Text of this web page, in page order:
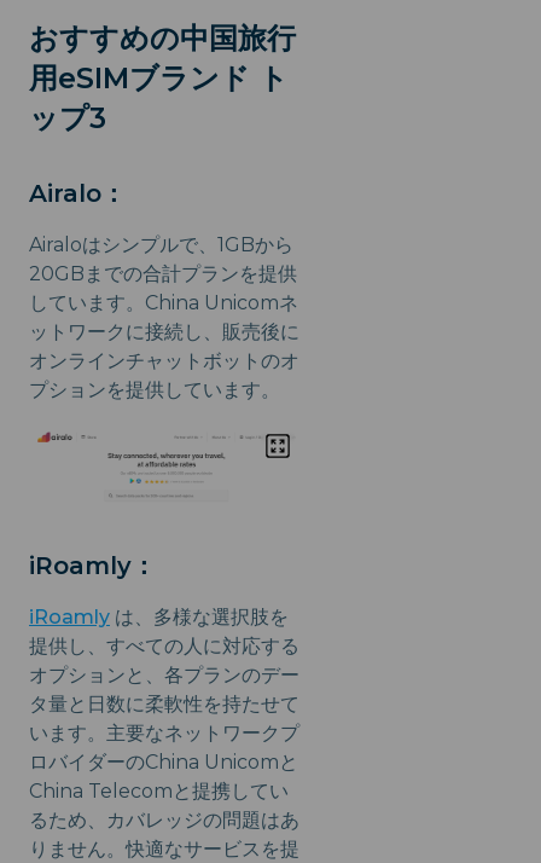
おすすめの中国旅行
用eSIMブランド ト
ップ3
Airalo：
Airaloはシンプルで、1GBから
20GBまでの合計プランを提供
しています。China Unicomネ
ットワークに接続し、販売後に
オンラインチャットボットのオ
プションを提供しています。
iRoamly：
iRoamly は、多様な選択肢を
提供し、すべての人に対応する
オプションと、各プランのデー
タ量と日数に柔軟性を持たせて
います。主要なネットワークプ
ロバイダーのChina Unicomと
China Telecomと提携してい
るため、カバレッジの問題はあ
りません。快適なサービスを提